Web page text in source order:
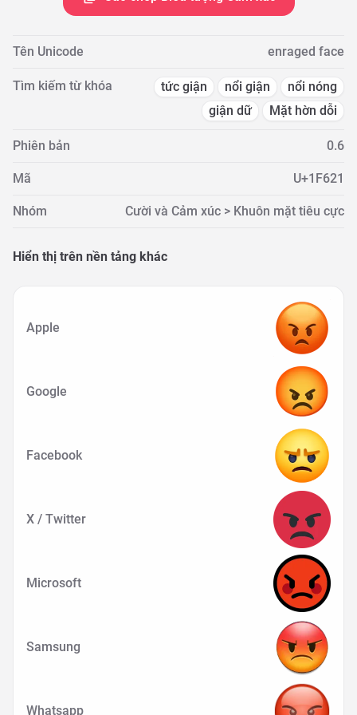
Tên Unicode enraged face
Tìm kiếm từ khóa tức giận nổi giận
nổi nóng
giận dữ
Mặt hờn dỗi
Phiên bản 0.6
Mã U+1F621
Nhóm Cười và Cảm xúc > Khuôn mặt tiêu cực
Hiển thị trên nền tảng khác
Apple
Google
Facebook
X / Twitter
Microsoft
Samsung
Whatsapp